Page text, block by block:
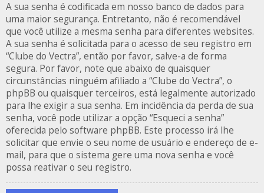
A sua senha é codificada em nosso banco de dados para
uma maior segurança. Entretanto, não é recomendável
que você utilize a mesma senha para diferentes websites.
A sua senha é solicitada para o acesso de seu registro em
“Clube do Vectra”, então por favor, salve-a de forma
segura. Por favor, note que abaixo de quaisquer
circunstâncias ninguém afiliado a “Clube do Vectra”, o
phpBB ou quaisquer terceiros, está legalmente autorizado
para lhe exigir a sua senha. Em incidência da perda de sua
senha, você pode utilizar a opção “Esqueci a senha”
oferecida pelo software phpBB. Este processo irá lhe
solicitar que envie o seu nome de usuário e endereço de e-
mail, para que o sistema gere uma nova senha e você
possa reativar o seu registro.